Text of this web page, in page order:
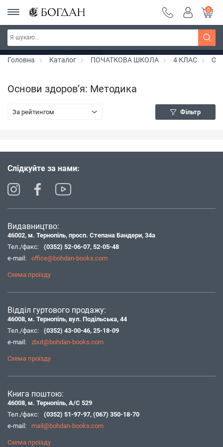
Серія "Чейзіана" ~ знижка 20%
0
Головна Каталог ПОЧАТКОВА ШКОЛА 4 КЛАС
Основи здоров’я: Методика
За рейтингом Фільтр
Слідкуйте за нами:
Видавництво:
46002, м. Тернопіль, просп. Степана Бандери, 34а
Тел./факс:
(0352) 52-06-07, 52-05-48
e-mail:
office@bohdan-books.com
Схема проїзду
Відділ гуртового продажу:
46008, м. Тернопіль, вул. Подільська, 44
Тел./факс:
(0352) 43-00-46, 25-18-09
e-mail:
zbut@bohdan-books.com
Схема проїзду
Книга поштою:
46008, м. Тернопіль, А/С 529
Тел./факс:
(0352) 51-97-97, (067) 350-18-70
e-mail:
mail@bohdan-books.com
Схема проїзду